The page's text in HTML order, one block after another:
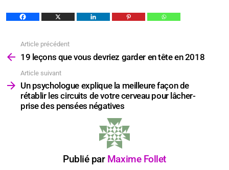
plus
Article précédent
19 leçons que vous devriez garder en tête en 2018
Article suivant
Un psychologue explique la meilleure façon de
rétablir les circuits de votre cerveau pour lâcher-
prise des pensées négatives
Publié par Maxime Follet